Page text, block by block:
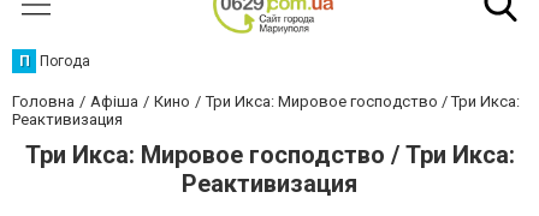
П Погода
Головна Афіша Кино
Три Икса: Мировое господство / Три Икса:
Реактивизация
Три Икса: Мировое господство / Три Икса:
Реактивизация